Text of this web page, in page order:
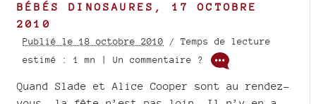
BÉBÉS DINOSAURES, 17 OCTOBRE
2010
Publié le 18 octobre 2010 / Temps de lecture
estimé : 1 mn | Un commentaire ?
Quand Slade et Alice Cooper sont au rendez-